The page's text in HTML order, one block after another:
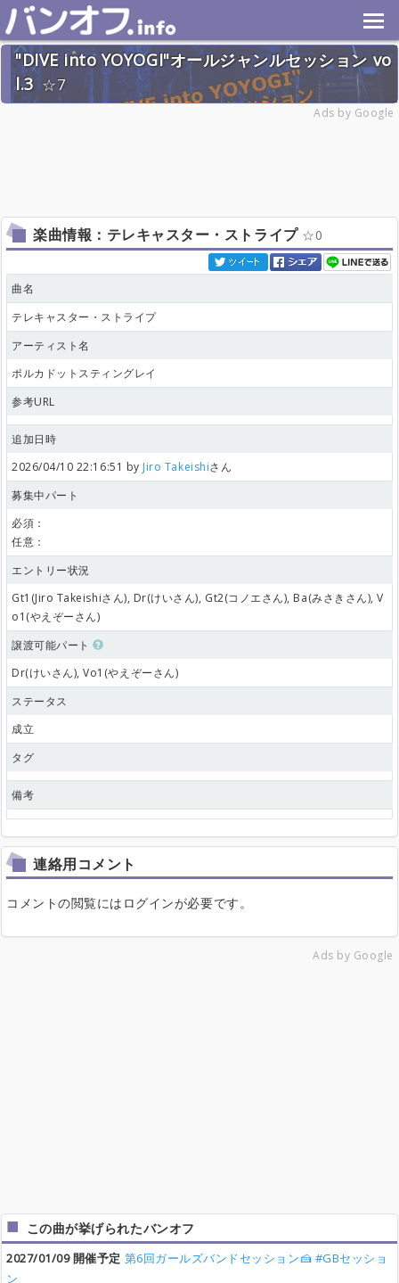
"DIVE into YOYOGI"オールジャンルセッション vo
l.3
7
Ads by Google
楽曲情報：テレキャスター・ストライプ 0
曲名
テレキャスター・ストライプ
アーティスト名
ポルカドットスティングレイ
参考URL
追加日時
2026/04/10 22:16:51 by Jiro Takeishiさん
募集中パート
必須：
任意：
エントリー状況
Gt1(Jiro Takeishiさん), Dr(けいさん), Gt2(コノエさん), Ba(みさきさん), V
o1(やえぞーさん)
譲渡可能パート
Dr(けいさん), Vo1(やえぞーさん)
ステータス
成立
タグ
備考
連絡用コメント
コメントの閲覧にはログインが必要です。
Ads by Google
この曲が挙げられたバンオフ
2027/01/09 開催予定 第6回ガールズバンドセッション🍰 #GBセッショ
ン